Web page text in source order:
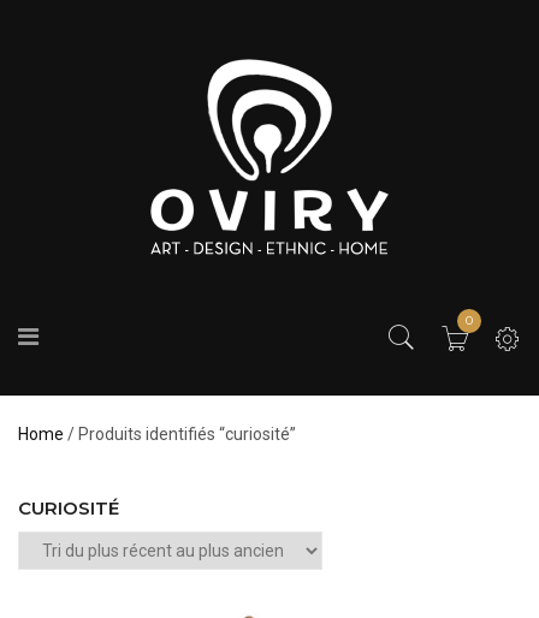
0
Home / Produits identifiés “curiosité”
CURIOSITÉ